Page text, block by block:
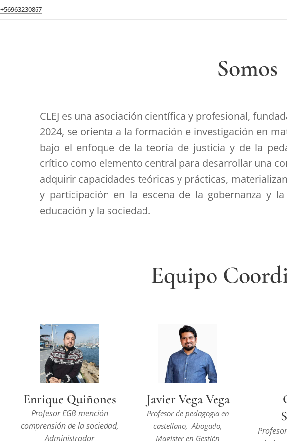
+56963230867
Somos
CLEJ es una asociación científica y profesional,
2024, se orienta a la formación e investigación en
bajo el enfoque de la teoría de justicia y de la
crítico como elemento central para desarrollar una
adquirir capacidades teóricas y prácticas,
y participación en la escena de la gobernanza y
educación y la sociedad.
Equipo
Enrique Quiñones
Profesor EGB mención
comprensión de la sociedad,
Administrador
Javier Vega Vega
Profesor de pedagogía en
castellano, Abogado,
Magíster en Gestión